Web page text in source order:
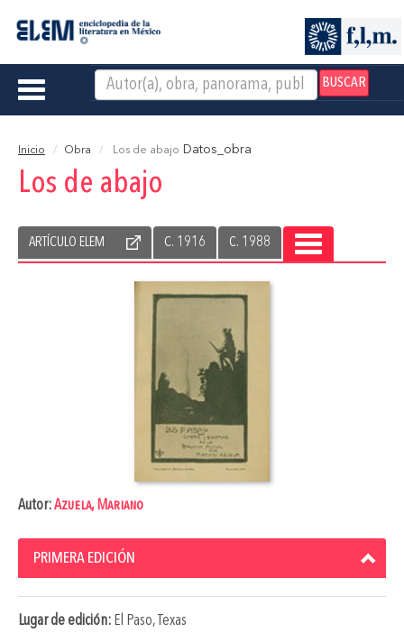
BUSCAR
Toggle
Inicio Obra Los de abajo Datos_obra
Los de abajo
ARTÍCULO ELEM C. 1916 C. 1988
TOGGLE
NAVIGATION
Autor:Azuela, Mariano
PRIMERA EDICIÓN
Lugar de edición: El Paso, Texas